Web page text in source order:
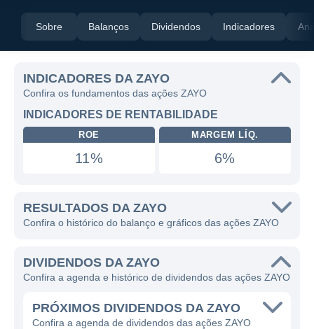
Sobre Balanços Dividendos Indicadores
INDICADORES DA ZAYO
Confira os fundamentos das ações ZAYO
INDICADORES DE RENTABILIDADE
ROE
11%
MARGEM LÍQ.
6%
RESULTADOS DA ZAYO
Confira o histórico do balanço e gráficos das ações ZAYO
DIVIDENDOS DA ZAYO
Confira a agenda e histórico de dividendos das ações ZAYO
PRÓXIMOS DIVIDENDOS DA ZAYO
Confira a agenda de dividendos das ações ZAYO